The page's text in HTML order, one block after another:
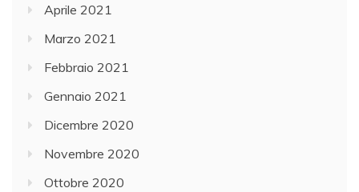
Aprile 2021
Marzo 2021
Febbraio 2021
Gennaio 2021
Dicembre 2020
Novembre 2020
Ottobre 2020